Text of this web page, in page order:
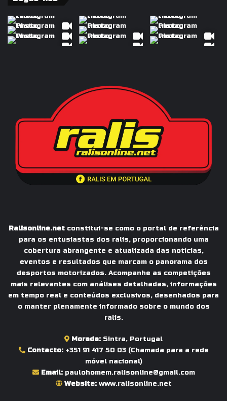
Ralisonline.netconstitui-se como o portal de referência
para os entusiastas dos ralis, proporcionando uma
cobertura abrangente e atualizada das notícias,
eventos e resultados que marcam o panorama dos
desportos motorizados. Acompanhe as competições
mais relevantes com análises detalhadas, informações
em tempo real e conteúdos exclusivos, desenhados para
o manter plenamente informado sobre o mundo dos
ralis.
Morada: Sintra, Portugal
Contacto: +351 91 417 50 03(Chamada para a rede
móvel nacional)
Email: paulohomem.ralisonline@gmail.com
Website: www.ralisonline.net